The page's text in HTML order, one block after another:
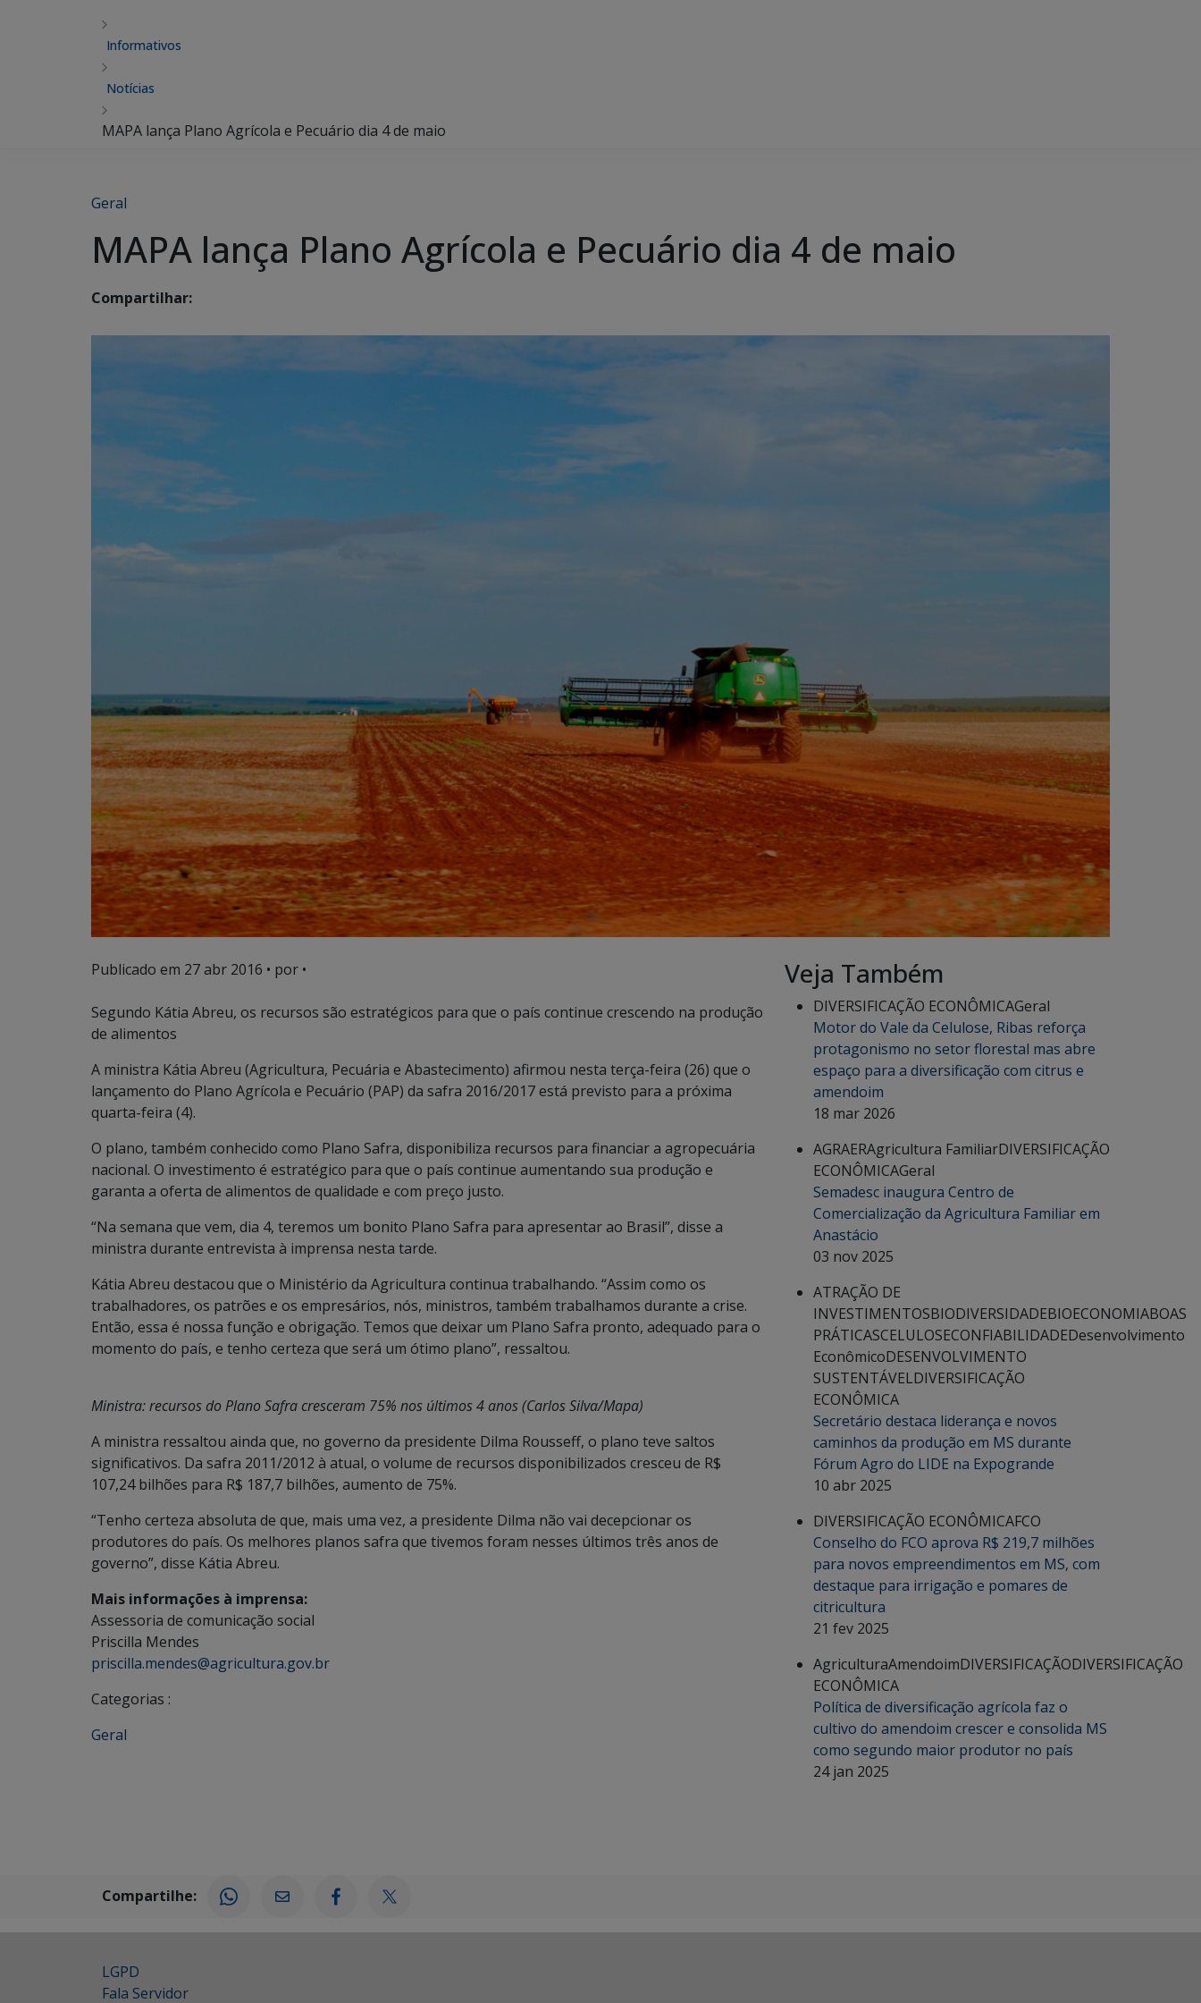
Informativos
Notícias
MAPA lança Plano Agrícola e Pecuário dia 4 de maio
Geral
MAPA lança Plano Agrícola e Pecuário dia 4 de maio
Compartilhar:
Publicado em 27 abr 2016 • por •
Segundo Kátia Abreu, os recursos são estratégicos para que o país continue crescendo na produção
de alimentos
A ministra Kátia Abreu (Agricultura, Pecuária e Abastecimento) afirmou nesta terça-feira (26) que o
lançamento do Plano Agrícola e Pecuário (PAP) da safra 2016/2017 está previsto para a próxima
quarta-feira (4).
O plano, também conhecido como Plano Safra, disponibiliza recursos para financiar a agropecuária
nacional. O investimento é estratégico para que o país continue aumentando sua produção e
garanta a oferta de alimentos de qualidade e com preço justo.
“Na semana que vem, dia 4, teremos um bonito Plano Safra para apresentar ao Brasil”, disse a
ministra durante entrevista à imprensa nesta tarde.
Kátia Abreu destacou que o Ministério da Agricultura continua trabalhando. “Assim como os
trabalhadores, os patrões e os empresários, nós, ministros, também trabalhamos durante a crise.
Então, essa é nossa função e obrigação. Temos que deixar um Plano Safra pronto, adequado para o
momento do país, e tenho certeza que será um ótimo plano”, ressaltou.
Ministra: recursos do Plano Safra cresceram 75% nos últimos 4 anos (Carlos Silva/Mapa)
A ministra ressaltou ainda que, no governo da presidente Dilma Rousseff, o plano teve saltos
significativos. Da safra 2011/2012 à atual, o volume de recursos disponibilizados cresceu de R$
107,24 bilhões para R$ 187,7 bilhões, aumento de 75%.
“Tenho certeza absoluta de que, mais uma vez, a presidente Dilma não vai decepcionar os
produtores do país. Os melhores planos safra que tivemos foram nesses últimos três anos de
governo”, disse Kátia Abreu.
Mais informações à imprensa:
Assessoria de comunicação social
Priscilla Mendes
priscilla.mendes@agricultura.gov.br
Categorias :
Geral
Veja Também
DIVERSIFICAÇÃO ECONÔMICAGeral
Motor do Vale da Celulose, Ribas reforça
protagonismo no setor florestal mas abre
espaço para a diversificação com citrus e
amendoim
18 mar 2026
AGRAERAgricultura FamiliarDIVERSIFICAÇÃO
ECONÔMICAGeral
Semadesc inaugura Centro de
Comercialização da Agricultura Familiar em
Anastácio
03 nov 2025
ATRAÇÃO DE
INVESTIMENTOSBIODIVERSIDADEBIOECONOMIABOAS
PRÁTICASCELULOSECONFIABILIDADEDesenvolvimento
EconômicoDESENVOLVIMENTO
SUSTENTÁVELDIVERSIFICAÇÃO
ECONÔMICA
Secretário destaca liderança e novos
caminhos da produção em MS durante
Fórum Agro do LIDE na Expogrande
10 abr 2025
DIVERSIFICAÇÃO ECONÔMICAFCO
Conselho do FCO aprova R$ 219,7 milhões
para novos empreendimentos em MS, com
destaque para irrigação e pomares de
citricultura
21 fev 2025
AgriculturaAmendoimDIVERSIFICAÇÃODIVERSIFICAÇÃO
ECONÔMICA
Política de diversificação agrícola faz o
cultivo do amendoim crescer e consolida MS
como segundo maior produtor no país
24 jan 2025
Compartilhe:
LGPD
Fala Servidor